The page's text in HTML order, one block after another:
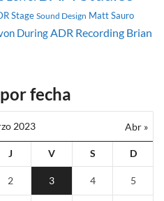
StageSound Design Matt Sauro
DuringADR Recording Brian
fecha
2023
J V S D
Abr »
2 3 4 5